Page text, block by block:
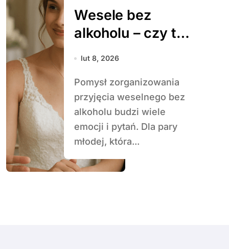
Wesele bez
alkoholu – czy to
możliwe?
lut 8, 2026
Pomysł zorganizowania
przyjęcia weselnego bez
alkoholu budzi wiele
emocji i pytań. Dla pary
młodej, która...